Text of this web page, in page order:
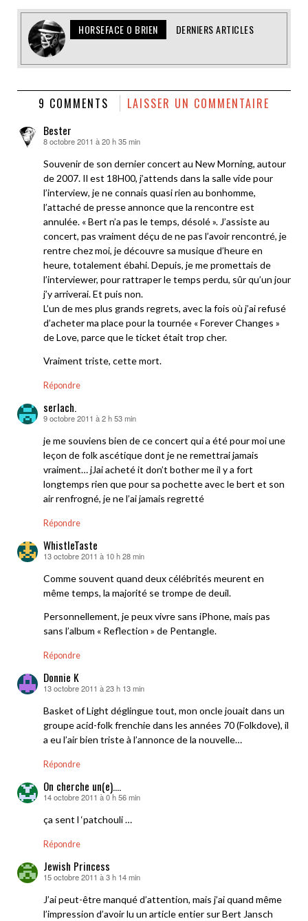
HORSEFACE O BRIEN DERNIERS ARTICLES
9 COMMENTS LAISSER UN COMMENTAIRE
Bester
dit :
8 octobre 2011 à 20 h 35 min
Souvenir de son dernier concert au New Morning, autour
de 2007. Il est 18H00, j’attends dans la salle vide pour
l’interview, je ne connais quasi rien au bonhomme,
l’attaché de presse annonce que la rencontre est
annulée. « Bert n’a pas le temps, désolé ». J’assiste au
concert, pas vraiment déçu de ne pas l’avoir rencontré, je
rentre chez moi, je découvre sa musique d’heure en
heure, totalement ébahi. Depuis, je me promettais de
l’interviewer, pour rattraper le temps perdu, sûr qu’un jour
j’y arriverai. Et puis non.
L’un de mes plus grands regrets, avec la fois où j’ai refusé
d’acheter ma place pour la tournée « Forever Changes »
de Love, parce que le ticket était trop cher.
Vraiment triste, cette mort.
Répondre
serlach.
dit :
9 octobre 2011 à 2 h 53 min
je me souviens bien de ce concert qui a été pour moi une
leçon de folk ascétique dont je ne remettrai jamais
vraiment… jJai acheté it don’t bother me il y a fort
longtemps rien que pour sa pochette avec le bert et son
air renfrogné, je ne l’ai jamais regretté
Répondre
WhistleTaste
dit :
13 octobre 2011 à 10 h 28 min
Comme souvent quand deux célébrités meurent en
même temps, la majorité se trompe de deuil.
Personnellement, je peux vivre sans iPhone, mais pas
sans l’album « Reflection » de Pentangle.
Répondre
Donnie K
dit :
13 octobre 2011 à 23 h 13 min
Basket of Light déglingue tout, mon oncle jouait dans un
groupe acid-folk frenchie dans les années 70 (Folkdove), il
a eu l’air bien triste à l’annonce de la nouvelle…
Répondre
On cherche un(e)....
dit :
14 octobre 2011 à 0 h 56 min
ça sent l ‘patchouli …
Répondre
Jewish Princess
dit :
15 octobre 2011 à 3 h 14 min
J’ai peut-être manqué d’attention, mais j’ai quand même
l’impression d’avoir lu un article entier sur Bert Jansch